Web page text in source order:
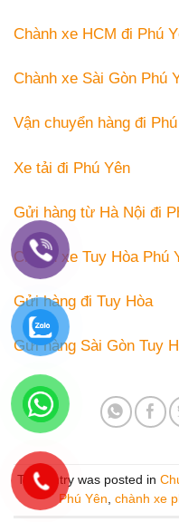
Chành xe HCM đi Phú
Chành xe Sài Gòn Phú
Vận chuyển hàng đi
Xe tải đi Phú Yên
Gửi hàng từ Hà Nội đi
Chành xe Tuy Hòa Phú
Gửi hàng đi Tuy Hòa
Gửi hàng Sài Gòn Tuy
This entry was posted in
Phú Yên, chành xe